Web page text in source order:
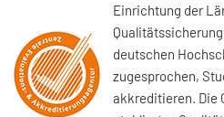
Einrichtung der
deutschen
zugesprochen,
akkreditieren. Die